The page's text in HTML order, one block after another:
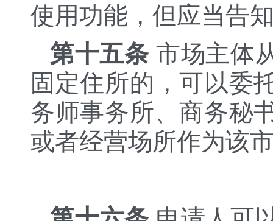
使用功能，但应当告
第十五条市场主体
固定住所的，可以委
务师事务所、商务秘
或者经营场所作为该